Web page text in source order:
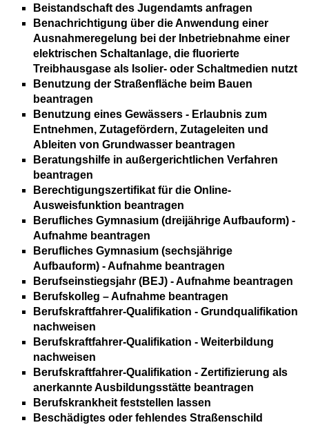
Beistandschaft des Jugendamts anfragen
Benachrichtigung über die Anwendung einer
Ausnahmeregelung bei der Inbetriebnahme einer
elektrischen Schaltanlage, die fluorierte
Treibhausgase als Isolier- oder Schaltmedien nutzt
Benutzung der Straßenfläche beim Bauen
beantragen
Benutzung eines Gewässers - Erlaubnis zum
Entnehmen, Zutagefördern, Zutageleiten und
Ableiten von Grundwasser beantragen
Beratungshilfe in außergerichtlichen Verfahren
beantragen
Berechtigungszertifikat für die Online-
Ausweisfunktion beantragen
Berufliches Gymnasium (dreijährige Aufbauform) -
Aufnahme beantragen
Berufliches Gymnasium (sechsjährige
Aufbauform) - Aufnahme beantragen
Berufseinstiegsjahr (BEJ) - Aufnahme beantragen
Berufskolleg – Aufnahme beantragen
Berufskraftfahrer-Qualifikation - Grundqualifikation
nachweisen
Berufskraftfahrer-Qualifikation - Weiterbildung
nachweisen
Berufskraftfahrer-Qualifikation - Zertifizierung als
anerkannte Ausbildungsstätte beantragen
Berufskrankheit feststellen lassen
Beschädigtes oder fehlendes Straßenschild